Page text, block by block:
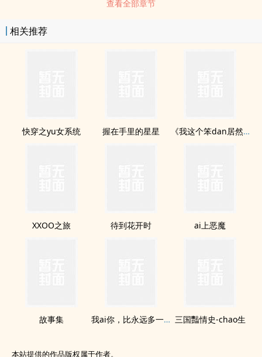
查看全部章节
相关推荐
快穿之yu女系统 握在手里的星星 《我这个笨dan居然ai上他那个混dan》
XXOO之旅 待到花开时 ai上恶魔
故事集 我ai你，比永远多一天 三国豔情史-chao生
本站提供的作品版权属于作者。